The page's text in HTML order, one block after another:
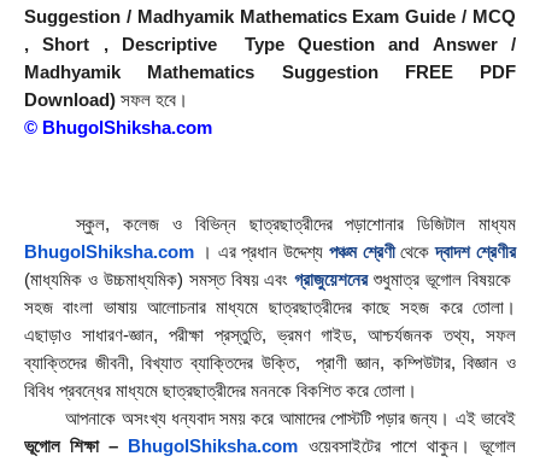
Suggestion / Madhyamik Mathematics Exam Guide / MCQ
, Short , Descriptive  Type Question and Answer /
Madhyamik Mathematics Suggestion FREE PDF
Download) সফল হবে।
© BhugolShiksha.com
BhugolShiksha.com । এর প্রধান উদ্দেশ্য পঞ্চম শ্রেণী থেকে দ্বাদশ শ্রেণীর
(মাধ্যমিক ও উচ্চমাধ্যমিক) সমস্ত বিষয় এবং গ্রাজুয়েশনের শুধুমাত্র ভূগোল বিষয়কে
সহজ বাংলা ভাষায় আলোচনার মাধ্যমে ছাত্রছাত্রীদের কাছে সহজ করে তোলা।
এছাড়াও সাধারণ-জ্ঞান, পরীক্ষা প্রস্তুতি, ভ্রমণ গাইড, আশ্চর্যজনক তথ্য, সফল
ব্যাক্তিদের জীবনী, বিখ্যাত ব্যাক্তিদের উক্তি,  প্রাণী জ্ঞান, কম্পিউটার, বিজ্ঞান ও
বিবিধ প্রবন্ধের মাধ্যমে ছাত্রছাত্রীদের মননকে বিকশিত করে তোলা।
ভূগোল শিক্ষা –
BhugolShiksha.com ওয়েবসাইটের পাশে থাকুন। ভূগোল